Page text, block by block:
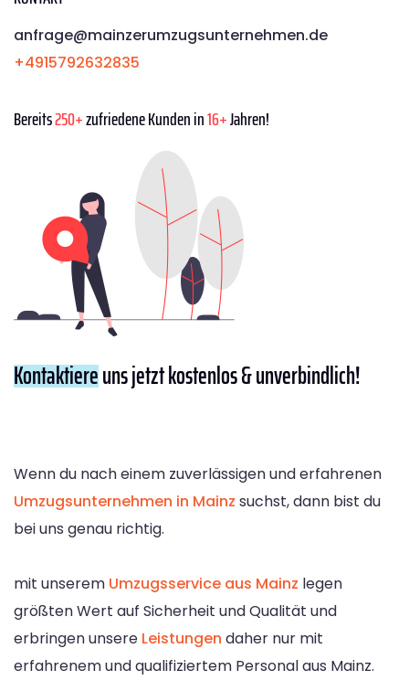
anfrage@mainzerumzugsunternehmen.de
+4915792632835
Bereits250+zufriedene Kunden in16+Jahren!
Kontaktiereuns jetzt kostenlos & unverbindlich!
Wenn du nach einem zuverlässigen und erfahrenen
Umzugsunternehmen in Mainz suchst, dann bist du
bei uns genau richtig.
mit unserem Umzugsservice aus Mainz legen
größten Wert auf Sicherheit und Qualität und
erbringen unsere Leistungen daher nur mit
erfahrenem und qualifiziertem Personal aus Mainz.